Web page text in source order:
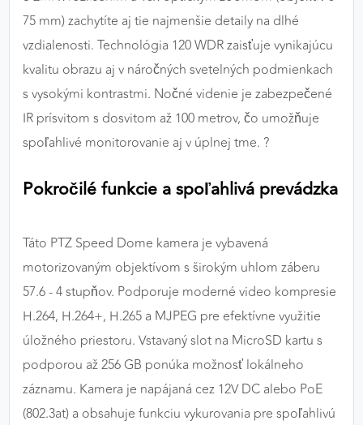
75 mm) zachytíte aj tie najmenšie detaily na dlhé
vzdialenosti. Technológia 120 WDR zaisťuje vynikajúcu
kvalitu obrazu aj v náročných svetelných podmienkach
s vysokými kontrastmi. Nočné videnie je zabezpečené
IR prísvitom s dosvitom až 100 metrov, čo umožňuje
spoľahlivé monitorovanie aj v úplnej tme. ?
Pokročilé funkcie a spoľahlivá prevádzka
Táto PTZ Speed Dome kamera je vybavená
motorizovaným objektívom s širokým uhlom záberu
57.6 - 4 stupňov. Podporuje moderné video kompresie
H.264, H.264+, H.265 a MJPEG pre efektívne využitie
úložného priestoru. Vstavaný slot na MicroSD kartu s
podporou až 256 GB ponúka možnosť lokálneho
záznamu. Kamera je napájaná cez 12V DC alebo PoE
(802.3at) a obsahuje funkciu vykurovania pre spoľahlivú